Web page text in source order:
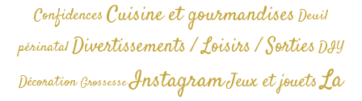
Confidences Cuisine et gourmandises Deuil
périnatalDivertissements / Loisirs / SortiesDIY
Décoration GrossesseInstagramJeux et jouetsLa